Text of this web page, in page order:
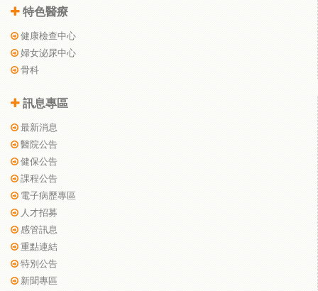
特色醫療
健康檢查中心
婦女泌尿中心
骨科
訊息專區
最新消息
醫院公告
健保公告
課程公告
電子病歷專區
人才招募
感管訊息
重點連結
特別公告
新聞專區